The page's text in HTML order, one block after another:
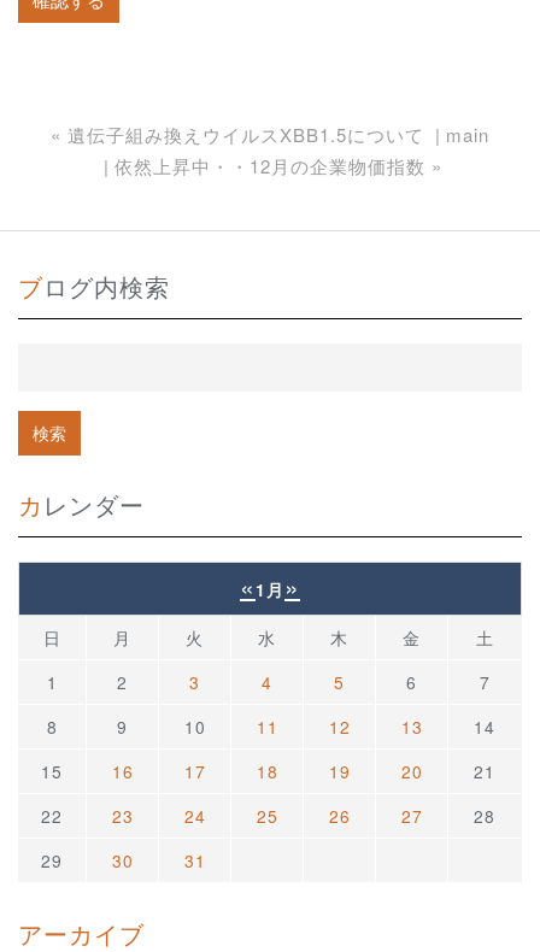
« 遺伝子組み換えウイルスXBB1.5について
main
依然上昇中・・12月の企業物価指数 »
ブログ内検索
カレンダー
« 1月 »
日 月 火 水 木 金
土
1
2 3 4 5 6
7
8
9 10 11 12 13
14
15
16 17 18 19 20
21
22
23 24 25 26 27
28
29
30 31
アーカイブ